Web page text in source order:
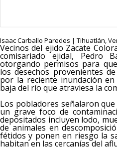
Isaac Carballo Paredes | Tihuatlán,
Vecinos del ejido Zacate
comisariado ejidal, Pedro
otorgando permisos para
los desechos provenientes
por la reciente inundación
baja del río que atraviesa la
Los pobladores señalaron
un grave foco de
depositados incluyen lodo,
de animales en
fétidos y ponen en riesgo la
habitan en las cercanías del